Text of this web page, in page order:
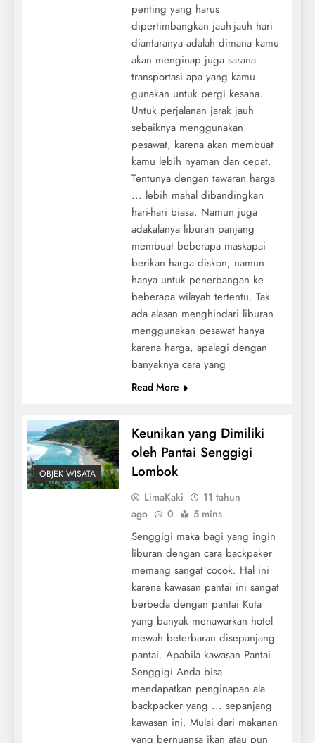
penting yang harus
dipertimbangkan jauh-jauh hari
diantaranya adalah dimana kamu
akan menginap juga sarana
transportasi apa yang kamu
gunakan untuk pergi kesana.
Untuk perjalanan jarak jauh
sebaiknya menggunakan
pesawat, karena akan membuat
kamu lebih nyaman dan cepat.
Tentunya dengan tawaran harga
... lebih mahal dibandingkan
hari-hari biasa. Namun juga
adakalanya liburan panjang
membuat beberapa maskapai
berikan harga diskon, namun
hanya untuk penerbangan ke
beberapa wilayah tertentu. Tak
ada alasan menghindari liburan
menggunakan pesawat hanya
karena harga, apalagi dengan
banyaknya cara yang
Read More
OBJEK WISATA
Keunikan yang Dimiliki
oleh Pantai Senggigi
Lombok
LimaKaki
11 tahun
ago
0 5 mins
Senggigi maka bagi yang ingin
liburan dengan cara backpaker
memang sangat cocok. Hal ini
karena kawasan pantai ini sangat
berbeda dengan pantai Kuta
yang banyak menawarkan hotel
mewah beterbaran disepanjang
pantai. Apabila kawasan Pantai
Senggigi Anda bisa
mendapatkan penginapan ala
backpacker yang ... sepanjang
kawasan ini. Mulai dari makanan
yang bernuansa ikan atau pun